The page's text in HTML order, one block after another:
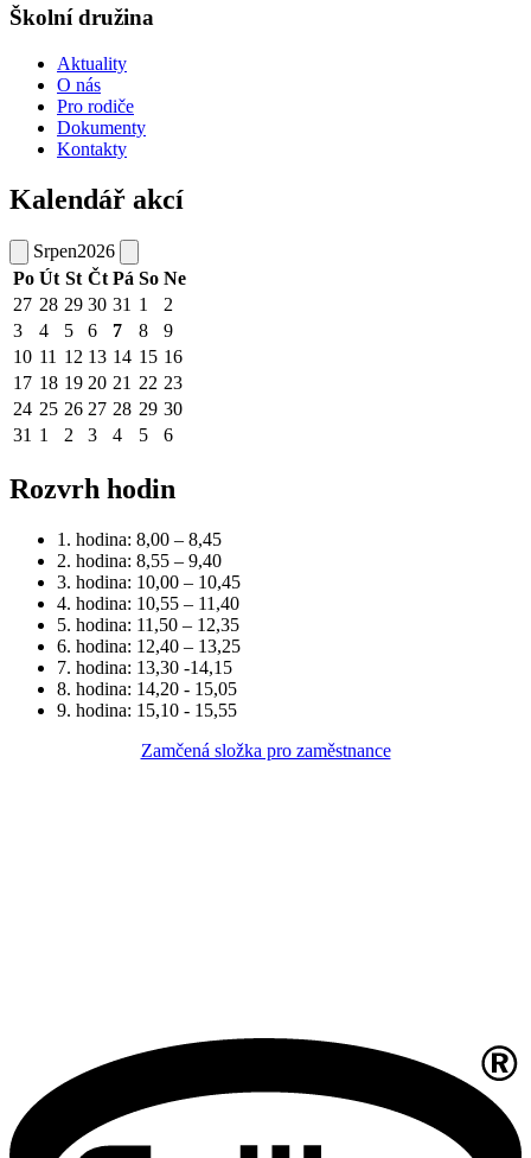
Školní družina
Aktuality
O nás
Pro rodiče
Dokumenty
Kontakty
Kalendář akcí
Srpen2026
Po Út St Čt Pá So Ne
27 28 29 30 31 1
2
3
4 5 6 7 8
9
10 11 12 13 14 15 16
17 18 19 20 21 22 23
24 25 26 27 28 29 30
31 1 2 3 4 5 6
Rozvrh hodin
1. hodina: 8,00 – 8,45
2. hodina: 8,55 – 9,40
3. hodina: 10,00 – 10,45
4. hodina: 10,55 – 11,40
5. hodina: 11,50 – 12,35
6. hodina: 12,40 – 13,25
7. hodina: 13,30 -14,15
8. hodina: 14,20 - 15,05
9. hodina: 15,10 - 15,55
Zamčená složka pro zaměstnance